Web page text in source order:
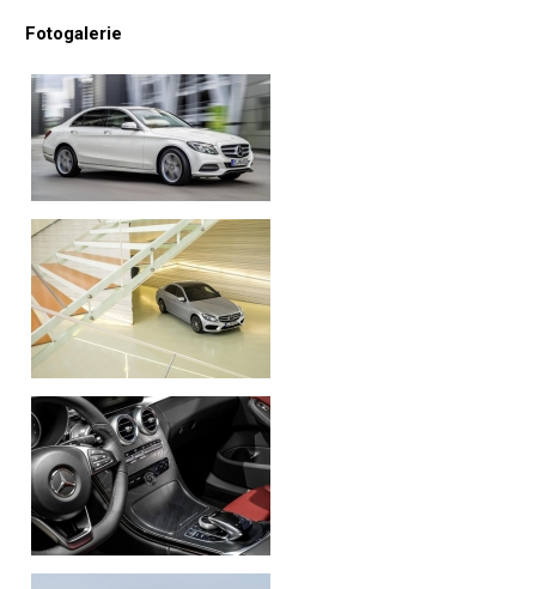
Fotogalerie